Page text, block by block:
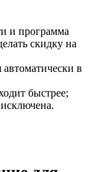
и программа
скидку на
автоматически в
быстрее;